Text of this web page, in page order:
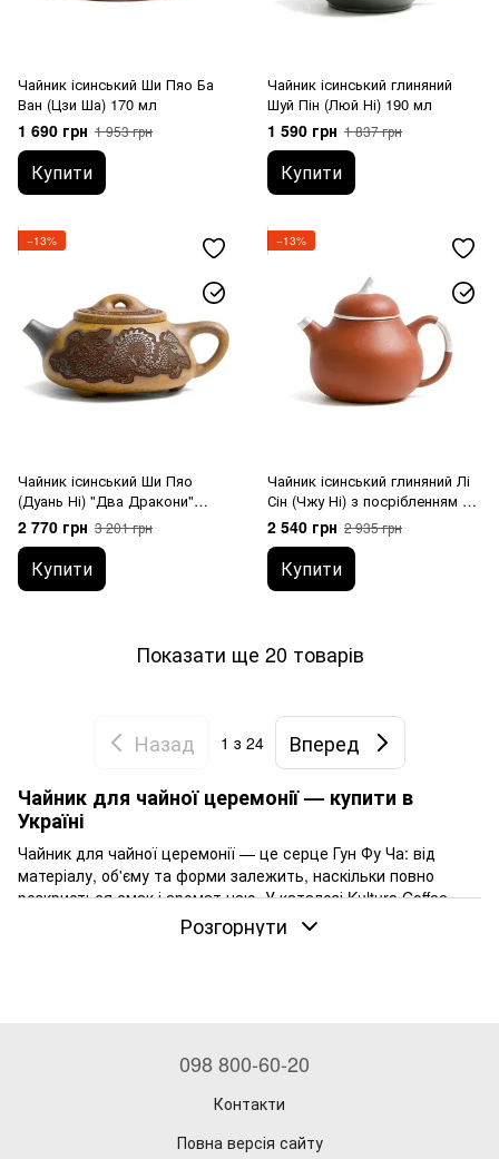
Чайник ісинський Ши Пяо Ба
Ван (Цзи Ша) 170 мл
1 690 грн 1 953 грн
Купити
Чайник ісинський глиняний
Шуй Пін (Люй Ні) 190 мл
1 590 грн 1 837 грн
Купити
−13%
Чайник ісинський Ши Пяо
(Дуань Ні) "Два Дракони"
високотемпературний випал
370 мл
2 770 грн 3 201 грн
Купити
−13%
Чайник ісинський глиняний Лі
Сін (Чжу Ні) з посрібленням 90
мл
2 540 грн 2 935 грн
Купити
Показати ще 20 товарів
Назад 1 з 24
Вперед
Чайник для чайної церемонії — купити в
Україні
Чайник для чайної церемонії — це серце Гун Фу Ча: від
матеріалу, об'єму та форми залежить, наскільки повно
розкриється смак і аромат чаю. У каталозі Kultura Coffee —
близько 400 моделей, понад 250 з них у наявності
глина, регіональні глини Цзяньшуй, Чаочжоу та Ціньчжоу,
і патиною? Почніть із докладного гіда
ваш чай і бюджет прямо в каталозі.
Оберіть за матеріалом
Розгорнути
098 800-60-20
Контакти
Повна версія сайту